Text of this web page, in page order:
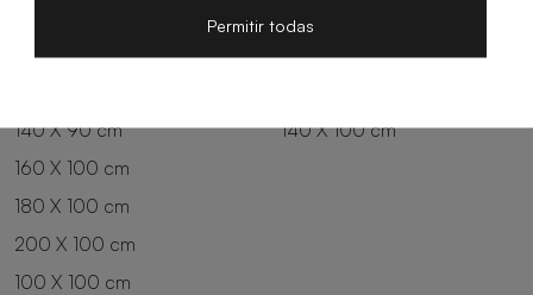
100 X 90 cm
140 X 90 cm
180 X 90 cm
200 X 90 cm
140 X 100 cm
160 X 100 cm
180 X 100 cm
200 X 100 cm
100 X 100 cm
Permitir todas